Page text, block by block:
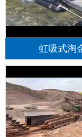
虹吸式淘